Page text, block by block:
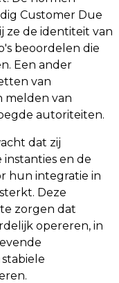
Customer Due
ze de identiteit van
beoordelen die
Een ander
van
melden van
autoriteiten.
dat zij
en de
hun integratie in
Deze
zorgen dat
opereren, in